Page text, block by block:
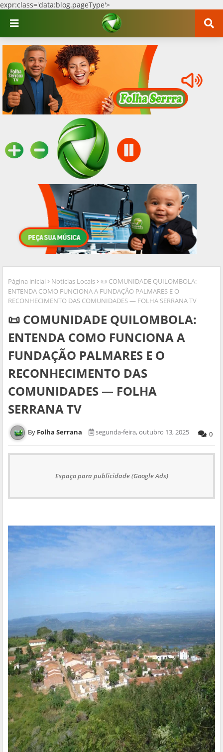
expr:class='data:blog.pageType'>
Página inicial Notícias Locais
📜 COMUNIDADE QUILOMBOLA:
ENTENDA COMO FUNCIONA A FUNDAÇÃO PALMARES E O
RECONHECIMENTO DAS COMUNIDADES — FOLHA SERRANA TV
📜 COMUNIDADE QUILOMBOLA:
ENTENDA COMO FUNCIONA A
FUNDAÇÃO PALMARES E O
RECONHECIMENTO DAS
COMUNIDADES — FOLHA
SERRANA TV
Folha Serrana segunda-feira, outubro 13, 2025 0
Espaço para publicidade (Google Ads)